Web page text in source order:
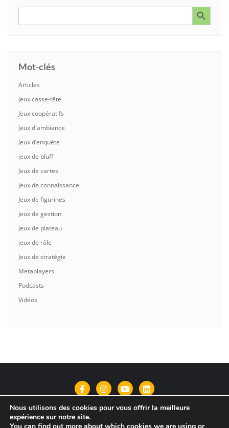
Search Search Button
Mot-clés
Articles
Jeux casse-tête
Jeux coopératifs
Jeux d'ambiance
Jeux d’enquête
jeux de bluff
Jeux de cartes
Jeux de connaissance
Jeux de figurines
Jeux de gestion
Jeux de plateau
jeux de rôle
Jeux de stratégie
Metaplayers
Podcasts
Vidéos
Qui suis-je? Contact Politique de confidentialité
Nous utilisons des cookies pour vous offrir la meilleure
expérience sur notre site.